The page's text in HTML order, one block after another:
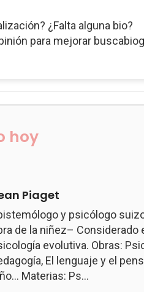
¿Falta alguna bio?
para mejorar
hoy
Piaget
y psicólogo
de la niñez– Considerado
evolutiva. Obras:
El lenguaje y el
Materias: Ps...